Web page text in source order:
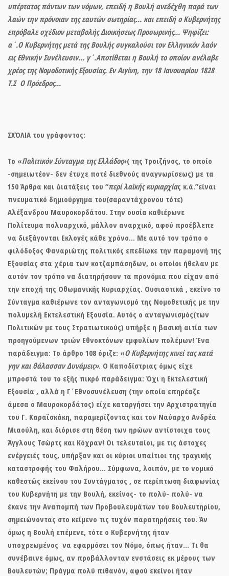
υπέρτατος πάντων των νόμων, επειδή η Βουλή ανεδέχθη παρά των
λαών την πρόνοιαν της εαυτών σωτηρίας… και επειδή ο Κυβερνήτης
επρόβαλε σχέδιον μεταβολής Διοικήσεως Προσωρινής… Ψηφίζει:
α΄.Ο Κυβερνήτης μετά της Βουλής συγκαλούσι τον Ελληνικόν λαόν
εις Εθνικήν Συνέλευσιν… γ΄.Αποτίθεται η Βουλή το οποίον ανέλαβε
χρέος της Νομοδοτικής Εξουσίας. Εν Αιγίνη, την 18 Ιανουαρίου 1828
Τ.Σ Ο Πρόεδρος…
ΣΧΌΛΙΑ του γράφοντος:
Το «Πολιτικόν Σύνταγμα της Ελλάδος»( της Τροιζήνος, το οποίο
-σημειωτέον- δεν έτυχε ποτέ διεθνούς αναγνωρίσεως) με τα
150 Άρθρα και Διατάξεις του “περί λαϊκής κυριαρχίας κ.ά.”είναι
πνευματικό δημιούργημα του(σαραντάχρονου τότε)
Αλέξανδρου Μαυροκορδάτου. Στην ουσία καθιέρωνε
Πολίτευμα πολυαρχικό, μάλλον αναρχικό, αφού προέβλεπε
να διεξάγονται Εκλογές κάθε χρόνο… Με αυτό τον τρόπο ο
φιλόδοξος Φαναριώτης πολιτικός επεδίωκε την παραμονή της
Εξουσίας στα χέρια των κοτζαμπάσηδων, οι οποίοι ήθελαν με
αυτόν τον τρόπο να διατηρήσουν τα προνόμια που είχαν από
την εποχή της Οθωμανικής Κυριαρχίας. Ουσιαστικά , εκείνο το
Σύνταγμα καθιέρωνε τον ανταγωνισμό της Νομοθετικής με την
πολυμελή Εκτελεστική Εξουσία. Αυτός ο ανταγωνισμός(των
Πολιτικών με τους Στρατιωτικούς) υπήρξε η βασική αιτία των
προηγούμενων τριών Εθνοκτόνων εμφυλίων πολέμων! Ένα
παράδειγμα: Το άρθρο 108 όριζε: «Ο Κυβερνήτης κινεί τας κατά
γην και θάλασσαν Δυνάμεις». Ο Καποδίστριας όμως είχε
μπροστά του το εξής πικρό παράδειγμα: Όχι η Εκτελεστική
Εξουσία , αλλά η Γ΄Εθνοσυνέλευση (την οποία επηρέαζε
άμεσα ο Μαυροκορδάτος) είχε καταργήσει την Αρχιστρατηγία
του Γ. Καραϊσκάκη, παραμερίζοντας και τον Ναύαρχο Ανδρέα
Μιαούλη, και διόρισε στη θέση των ηρώων αντίστοιχα τους
Άγγλους Τσώρτς και Κόχραν! Οι τελευταίοι, με τις άστοχες
ενέργειές τους, υπήρξαν και οι κύριοι υπαίτιοι της τραγικής
καταστροφής του Φαλήρου… Σύμφωνα, λοιπόν, με το νομικό
καθεστώς εκείνου του Συντάγματος , σε περίπτωση διαφωνίας
του Κυβερνήτη με την Βουλή, εκείνος- το πολύ- πολύ- να
έκανε την Αναπομπή των Προβουλευμάτων του Βουλευτηρίου,
σημειώνοντας στο κείμενο τις τυχόν παρατηρήσεις του. Άν
όμως η Βουλή επέμενε, τότε ο Κυβερνήτης ήταν
υποχρεωμένος να εφαρμόσει τον Νόμο, όπως ήταν… Τι θα
συνέβαινε όμως, αν προβάλλονταν ενστάσεις εκ μέρους των
Βουλευτών; Πράγμα πολύ πιθανόν, αφού εκείνοι ήταν